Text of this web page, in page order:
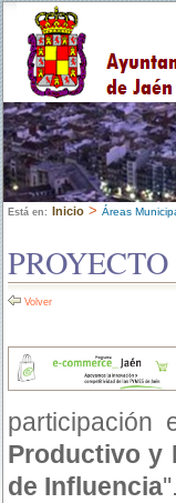
Está en: Inicio > Áreas
Volver
participación
Productivo y
de Influencia''.